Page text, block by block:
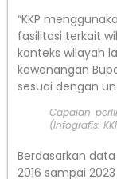
“KKP
fasilitasi terkait
konteks wilayah
kewenangan
sesuai dengan
Capaian
(Infografis:
Berdasarkan
2016 sampai